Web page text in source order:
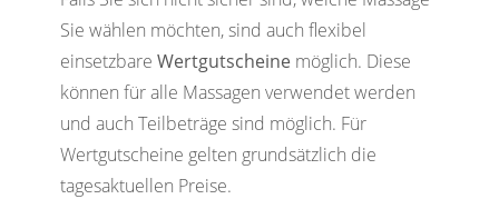
Sie wählen möchten, sind auch flexibel
einsetzbare Wertgutscheine möglich. Diese
können für alle Massagen verwendet werden
und auch Teilbeträge sind möglich. Für
Wertgutscheine gelten grundsätzlich die
tagesaktuellen Preise.